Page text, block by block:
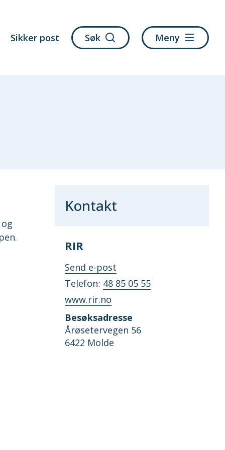
Sikker post Søk Meny
Kontakt
RIR
Send e-posttil
RIR
Telefon 48 85 05 55
www.rir.no
Besøksadresse
Årøsetervegen 56
6422 Molde